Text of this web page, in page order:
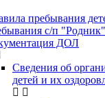
пребывания
с/п "Родник"
ДОЛ
Сведения об
детей и их